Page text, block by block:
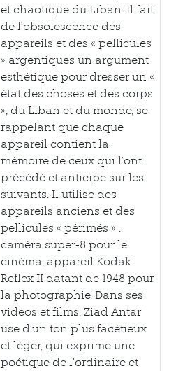
et chaotique du Liban. Il fait
de l’obsolescence des
appareils et des « pellicules
» argentiques un argument
esthétique pour dresser un «
état des choses et des corps
», du Liban et du monde, se
rappelant que chaque
appareil contient la
mémoire de ceux qui l’ont
précédé et anticipe sur les
suivants. Il utilise des
appareils anciens et des
pellicules « périmés » :
caméra super-8 pour le
cinéma, appareil Kodak
Reflex II datant de 1948 pour
la photographie. Dans ses
vidéos et films, Ziad Antar
use d’un ton plus facétieux
et léger, qui exprime une
poétique de l’ordinaire et